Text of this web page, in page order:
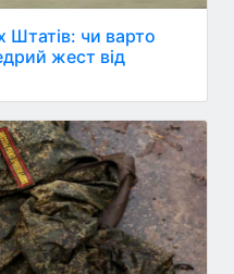
Штатів: чи варто
жест від